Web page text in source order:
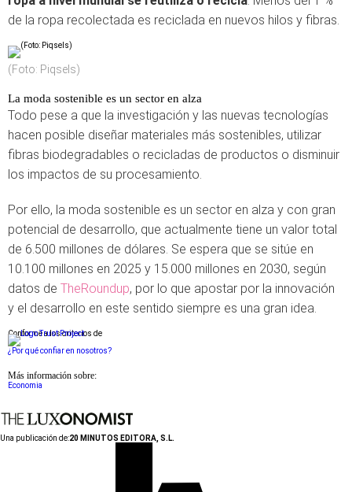
de la ropa recolectada es reciclada en nuevos hilos y fibras.
(Foto: Piqsels)
La moda sostenible es un sector en alza
Todo pese a que la investigación y las nuevas tecnologías
hacen posible diseñar materiales más sostenibles, utilizar
fibras biodegradables o recicladas de productos o disminuir
los impactos de su procesamiento.
Por ello, la moda sostenible es un sector en alza y con gran
potencial de desarrollo, que actualmente tiene un valor total
de 6.500 millones de dólares. Se espera que se sitúe en
10.100 millones en 2025 y 15.000 millones en 2030, según
datos de TheRoundup, por lo que apostar por la innovación
y el desarrollo en este sentido siempre es una gran idea.
Conforme a los criterios de
¿Por qué confiar en nosotros?
Más información sobre:
Economia
Una publicación de:20 MINUTOS EDITORA, S.L.